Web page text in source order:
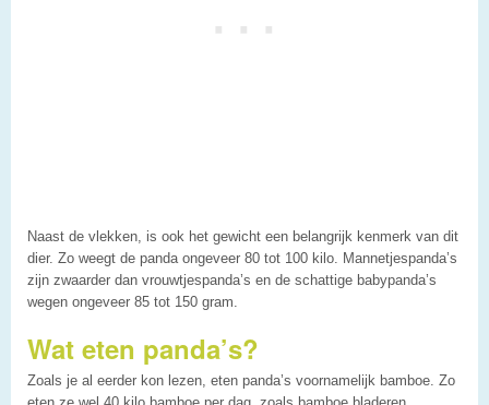
Naast de vlekken, is ook het gewicht een belangrijk kenmerk van dit
dier. Zo weegt de panda ongeveer 80 tot 100 kilo. Mannetjespanda’s
zijn zwaarder dan vrouwtjespanda’s en de schattige babypanda’s
wegen ongeveer 85 tot 150 gram.
Wat eten panda’s?
Zoals je al eerder kon lezen, eten panda’s voornamelijk bamboe. Zo